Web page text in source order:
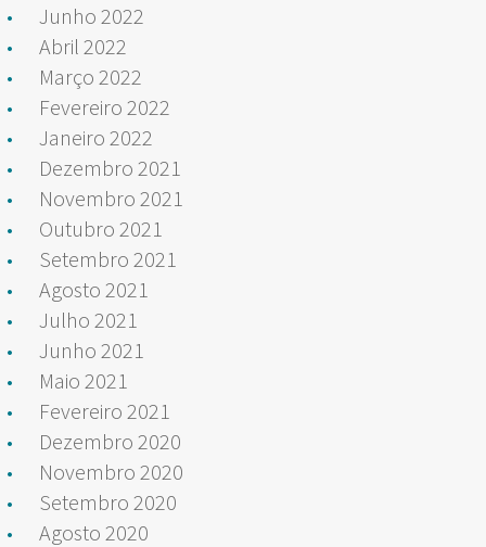
Junho 2022
Abril 2022
Março 2022
Fevereiro 2022
Janeiro 2022
Dezembro 2021
Novembro 2021
Outubro 2021
Setembro 2021
Agosto 2021
Julho 2021
Junho 2021
Maio 2021
Fevereiro 2021
Dezembro 2020
Novembro 2020
Setembro 2020
Agosto 2020